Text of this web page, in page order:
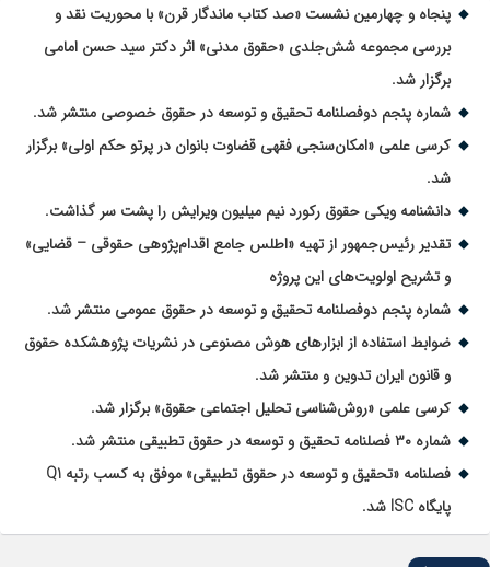
پنجاه و چهارمین نشست «صد کتاب ماندگار قرن» با محوریت نقد و
بررسی مجموعه شش‌جلدی «حقوق مدنی» اثر دکتر سید حسن امامی
برگزار شد.
شماره پنجم دوفصلنامه تحقیق و توسعه در حقوق خصوصی منتشر شد.
کرسی علمی «امکان‌سنجی فقهی قضاوت بانوان در پرتو حکم اولی» برگزار
شد.
دانشنامه ویکی حقوق رکورد نیم میلیون ویرایش را پشت سر گذاشت.
تقدیر رئیس‌جمهور از تهیه «اطلس جامع اقدام‌پژوهی حقوقی – قضایی»
و تشریح اولویت‌های این پروژه
شماره پنجم دوفصلنامه تحقیق و توسعه در حقوق عمومی منتشر شد.
ضوابط استفاده از ابزارهای هوش مصنوعی در نشریات پژوهشکده حقوق
و قانون ایران تدوین و منتشر شد.
کرسی علمی «روش‌شناسی تحلیل اجتماعی حقوق» برگزار شد.
شماره ۳۰ فصلنامه تحقیق و توسعه در حقوق تطبیقی منتشر شد.
فصلنامه «تحقیق و توسعه در حقوق تطبیقی» موفق به کسب رتبه Q1
پایگاه ISC شد.